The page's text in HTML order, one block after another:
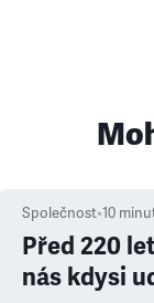
Společnost•10
Před 220
nás kdysi